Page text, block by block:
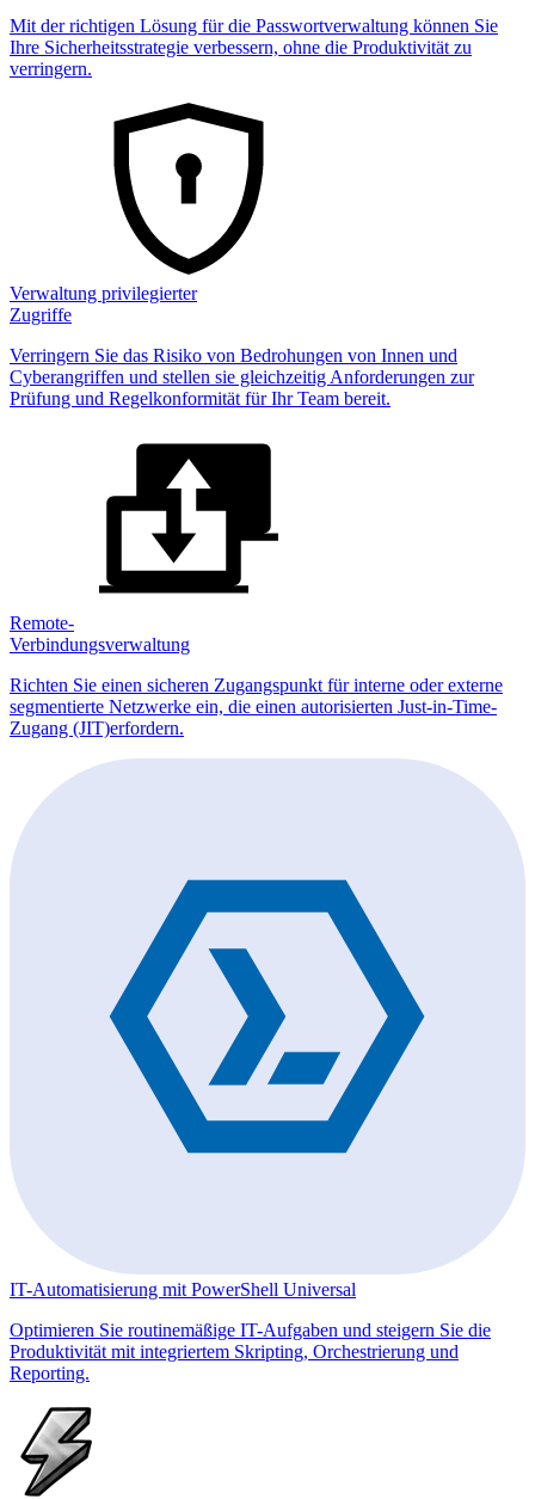
Mit der richtigen Lösung für die Passwortverwaltung können Sie
Ihre Sicherheitsstrategie verbessern, ohne die Produktivität zu
verringern.
Verwaltung privilegierter
Zugriffe
Verringern Sie das Risiko von Bedrohungen von Innen und
Cyberangriffen und stellen sie gleichzeitig Anforderungen zur
Prüfung und Regelkonformität für Ihr Team bereit.
Remote-
Verbindungsverwaltung
Richten Sie einen sicheren Zugangspunkt für interne oder externe
segmentierte Netzwerke ein, die einen autorisierten Just-in-Time-
Zugang (JIT)erfordern.
IT-Automatisierung mit PowerShell Universal
Optimieren Sie routinemäßige IT-Aufgaben und steigern Sie die
Produktivität mit integriertem Skripting, Orchestrierung und
Reporting.